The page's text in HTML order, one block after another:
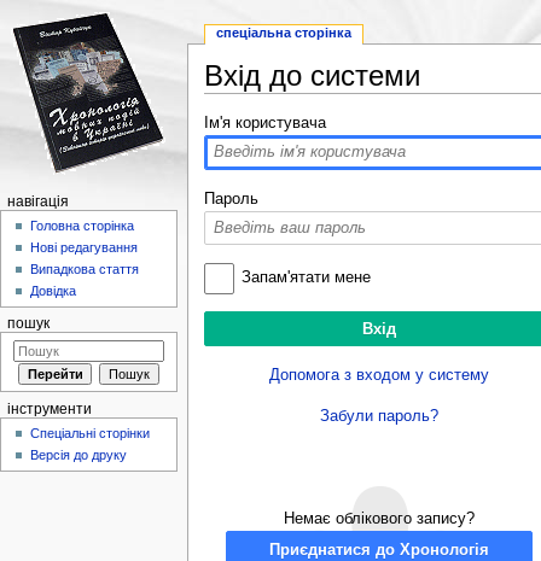
Вхід до системи
Ім'я користувача
Пароль
Запам'ятати мене
Допомога з входом у систему
Забули пароль?
Немає облікового запису?
Приєднатися до Хронологія
спеціальна сторінка
навігація
Головна сторінка
Нові редагування
Випадкова стаття
Довідка
пошук
інструменти
Спеціальні сторінки
Версія до друку